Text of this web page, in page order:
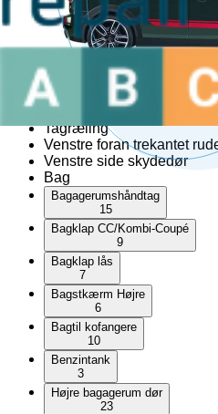
1
Cabriolet top
Hardtop
Højre side skydedør
Kofangerhjørne
Skærm liste
Tagræling
Venstre foran trekantet
Venstre side skydedør
Bag
Bagagerumshåndtag
15
Bagklap CC/Kombi-Coupé
9
Bagklap lås
7
Bagstkærm Højre
6
Bagtil kofangere
10
Benzintank
3
Højre bagagerum dør
23